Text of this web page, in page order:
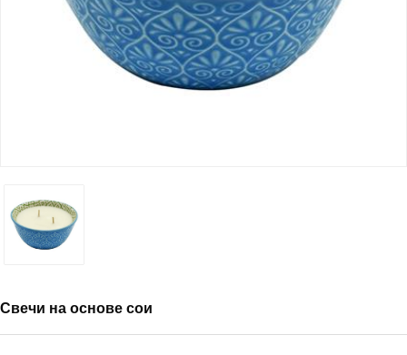
Свечи на основе сои